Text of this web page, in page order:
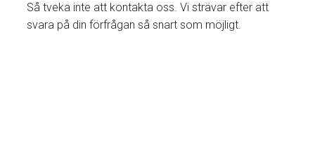
Så tveka inte att kontakta oss. Vi strävar efter att
svara på din förfrågan så snart som möjligt.